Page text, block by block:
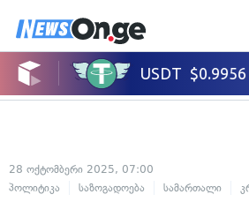
28 ოქტომბერი 2025, 07:00
პოლიტიკა
საზოგადოება სამართალი